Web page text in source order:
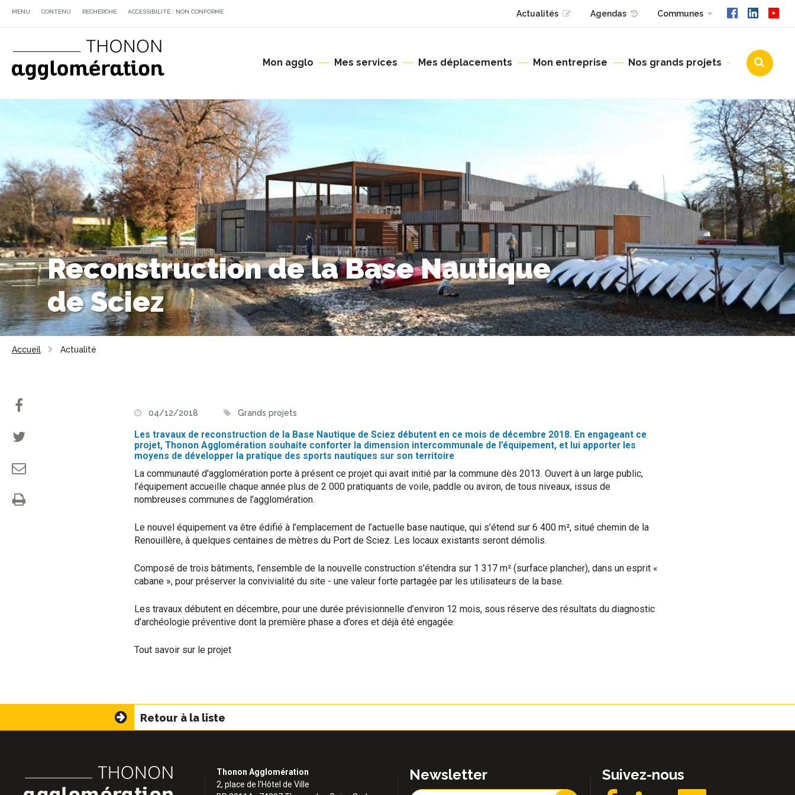
MENU CONTENU RECHERCHE ACCESSIBILITÉ : NON CONFORME Actualités Agendas Communes
Mon agglo Mes services Mes déplacements Mon entreprise Nos grands projets
Urbanisme
Reconstruction de la Base Nautique
de Sciez
Accueil Actualité
04/12/2018 Grands projets
Les travaux de reconstruction de la Base Nautique de Sciez débutent en ce mois de décembre 2018. En engageant ce
projet, Thonon Agglomération souhaite conforter la dimension intercommunale de l’équipement, et lui apporter les
moyens de développer la pratique des sports nautiques sur son territoire
La communauté d'agglomération porte à présent ce projet qui avait initié par la commune dès 2013. Ouvert à un large public,
l’équipement accueille chaque année plus de 2 000 pratiquants de voile, paddle ou aviron, de tous niveaux, issus de
nombreuses communes de l’agglomération.
Le nouvel équipement va être édifié à l’emplacement de l’actuelle base nautique, qui s’étend sur 6 400 m², situé chemin de la
Renouillère, à quelques centaines de mètres du Port de Sciez. Les locaux existants seront démolis.
Composé de trois bâtiments, l’ensemble de la nouvelle construction s’étendra sur 1 317 m² (surface plancher), dans un esprit «
cabane », pour préserver la convivialité du site - une valeur forte partagée par les utilisateurs de la base.
Les travaux débutent en décembre, pour une durée prévisionnelle d’environ 12 mois, sous réserve des résultats du diagnostic
d’archéologie préventive dont la première phase a d’ores et déjà été engagée.
Tout savoir sur le projet
Retour à la liste
Thonon Agglomération
2, place de l'Hôtel de Ville
Newsletter Suivez-nous